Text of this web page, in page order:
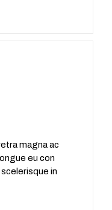
magna ac
eu con
in